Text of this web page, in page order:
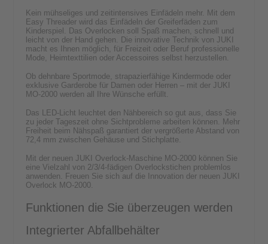
Kein mühseliges und zeitintensives Einfädeln mehr. Mit dem
Easy Threader wird das Einfädeln der Greiferfäden zum
Kinderspiel. Das Overlocken soll Spaß machen, schnell und
leicht von der Hand gehen. Die innovative Technik von JUKI
macht es Ihnen möglich, für Freizeit oder Beruf professionelle
Mode, Heimtexttilien oder Accessoires selbst herzustellen.
Ob dehnbare Sportmode, strapazierfähige Kindermode oder
exklusive Garderobe für Damen oder Herren – mit der JUKI
MO-2000 werden all Ihre Wünsche erfüllt.
Das LED-Licht leuchtet den Nähbereich so gut aus, dass Sie
zu jeder Tageszeit ohne Sichtprobleme arbeiten können. Mehr
Freiheit beim Nähspaß garantiert der vergrößerte Abstand von
72,4 mm zwischen Gehäuse und Stichplatte.
Mit der neuen JUKI Overlock-Maschine MO-2000 können Sie
eine Vielzahl von 2/3/4-fädigen Overlockstichen problemlos
anwenden. Freuen Sie sich auf die Innovation der neuen JUKI
Overlock MO-2000.
Funktionen die Sie überzeugen werden
Integrierter Abfallbehälter